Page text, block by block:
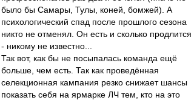
было бы Самары, Тулы, коней, бомжей). А
психологический спад после прошлого сезона
никто не отменял. Он есть и сколько продлится
- никому не известно...
Так вот, как бы не посыпалась команда ещё
больше, чем есть. Так как проведённая
селекционная кампания резко снижает шансы
показать себя на ярмарке ЛЧ тем, кто на это